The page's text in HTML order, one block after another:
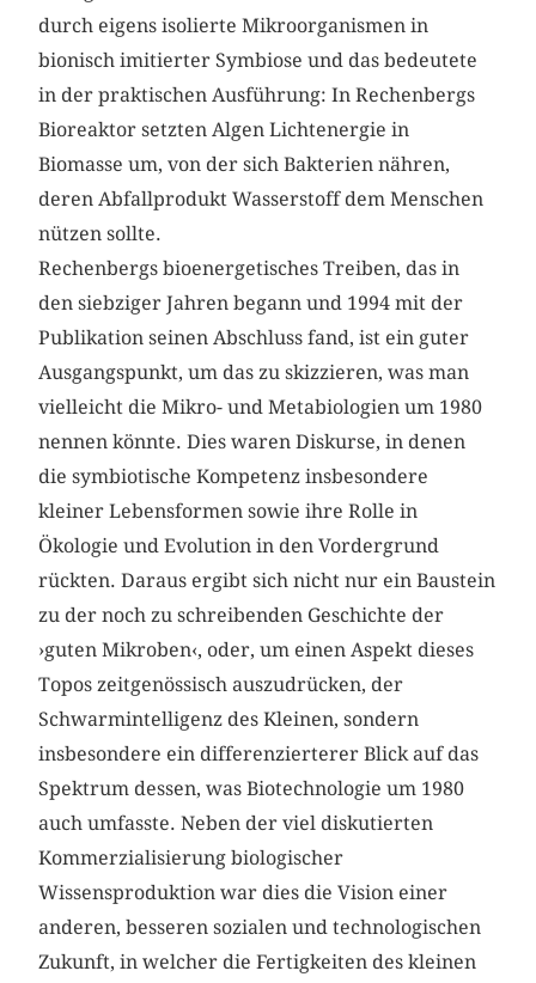
durch eigens isolierte Mikroorganismen in
bionisch imitierter Symbiose und das bedeutete
in der praktischen Ausführung: In Rechenbergs
Bioreaktor setzten Algen Lichtenergie in
Biomasse um, von der sich Bakterien nähren,
deren Abfallprodukt Wasserstoff dem Menschen
nützen sollte.
Rechenbergs bioenergetisches Treiben, das in
den siebziger Jahren begann und 1994 mit der
Publikation seinen Abschluss fand, ist ein guter
Ausgangspunkt, um das zu skizzieren, was man
vielleicht die Mikro- und Metabiologien um 1980
nennen könnte. Dies waren Diskurse, in denen
die symbiotische Kompetenz insbesondere
kleiner Lebensformen sowie ihre Rolle in
Ökologie und Evolution in den Vordergrund
rückten. Daraus ergibt sich nicht nur ein Baustein
zu der noch zu schreibenden Geschichte der
›guten Mikroben‹, oder, um einen Aspekt dieses
Topos zeitgenössisch auszudrücken, der
Schwarmintelligenz des Kleinen, sondern
insbesondere ein differenzierterer Blick auf das
Spektrum dessen, was Biotechnologie um 1980
auch umfasste. Neben der viel diskutierten
Kommerzialisierung biologischer
Wissensproduktion war dies die Vision einer
anderen, besseren sozialen und technologischen
Zukunft, in welcher die Fertigkeiten des ­kleinen